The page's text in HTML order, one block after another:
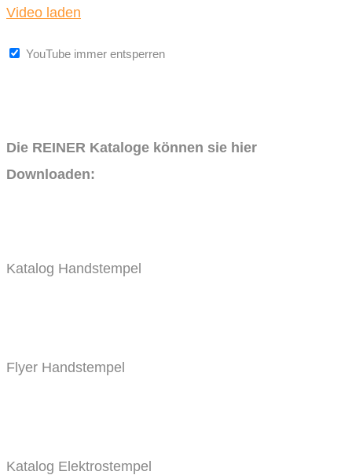
Video laden
YouTube immer entsperren
Die REINER Kataloge können sie hier
Downloaden:
Katalog Handstempel
Flyer Handstempel
Katalog Elektrostempel